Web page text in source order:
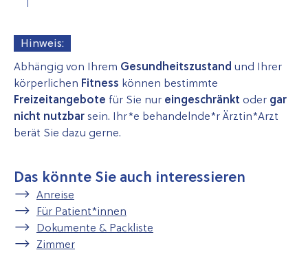
Hinweis:
Abhängig von Ihrem Gesundheitszustand und Ihrer
körperlichen Fitness können bestimmte
Freizeitangebote für Sie nur eingeschränkt oder gar
nicht nutzbarsein. Ihr*e behandelnde*r Ärztin*Arzt
berät Sie dazu gerne.
Das könnte Sie auch interessieren
Anreise
Für Patient*innen
Dokumente & Packliste
Zimmer